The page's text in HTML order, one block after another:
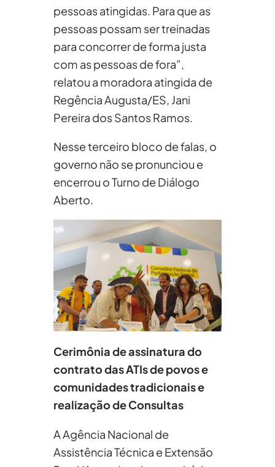
pessoas atingidas. Para que as
pessoas possam ser treinadas
para concorrer de forma justa
com as pessoas de fora”,
relatou a moradora atingida de
Regência Augusta/ES, Jani
Pereira dos Santos Ramos.
Nesse terceiro bloco de falas, o
governo não se pronunciou e
encerrou o Turno de Diálogo
Aberto.
Cerimônia de assinatura do
contrato das ATIs de povos e
comunidades tradicionais e
realização de Consultas
A Agência Nacional de
Assistência Técnica e Extensão